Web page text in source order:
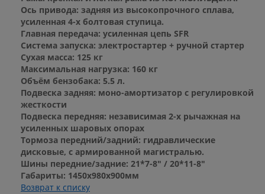
Ось привода: задняя из высокопрочного сплава,
усиленная 4-х болтовая ступица.
Главная передача: усиленная цепь SFR
Система запуска: электростартер + ручной стартер
Сухая масса: 125 кг
Максимальная нагрузка: 160 кг
Объём бензобака: 5.5 л.
Подвеска задняя: моно-амортизатор с регулировкой
жесткости
Подвеска передняя: независимая 2-х рычажная на
усиленных шаровых опорах
Тормоза передний/задний: гидравлические
дисковые, с армированной магистралью.
Шины передние/задние: 21*7-8" / 20*11-8"
Габариты: 1450х980х900мм
Возврат к списку